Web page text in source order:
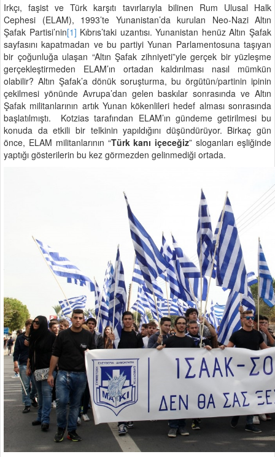
Irkçı, faşist ve Türk karşıtı tavırlarıyla bilinen Rum Ulusal Halk
Cephesi (ELAM), 1993’te Yunanistan’da kurulan Neo-Nazi Altın
Şafak Partisi’nin[1] Kıbrıs’taki uzantısı. Yunanistan henüz Altın Şafak
sayfasını kapatmadan ve bu partiyi Yunan Parlamentosuna taşıyan
bir çoğunluğa ulaşan “Altın Şafak zihniyeti”yle gerçek bir yüzleşme
gerçekleştirmeden ELAM’ın ortadan kaldırılması nasıl mümkün
olabilir? Altın Şafak’a dönük soruşturma, bu örgütün/partinin ipinin
çekilmesi yönünde Avrupa’dan gelen baskılar sonrasında ve Altın
Şafak militanlarının artık Yunan kökenlileri hedef alması sonrasında
başlatılmıştı. Kotzias tarafından ELAM’ın gündeme getirilmesi bu
konuda da etkili bir telkinin yapıldığını düşündürüyor. Birkaç gün
önce, ELAM militanlarının “Türk kanı içeceğiz” sloganları eşliğinde
yaptığı gösterilerin bu kez görmezden gelinmediği ortada.